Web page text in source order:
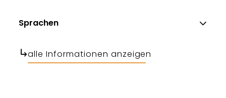
Sprachen
alle Informationen anzeigen